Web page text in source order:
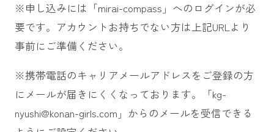
※申し込みには「mirai-compass」へのログインが必
要です。アカウントお持ちでない方は上記URLより
事前にご準備ください。
※携帯電話のキャリアメールアドレスをご登録の方
にメールが届きにくくなっております。「kg-
nyushi@konan-girls.com」からのメールを受信できる